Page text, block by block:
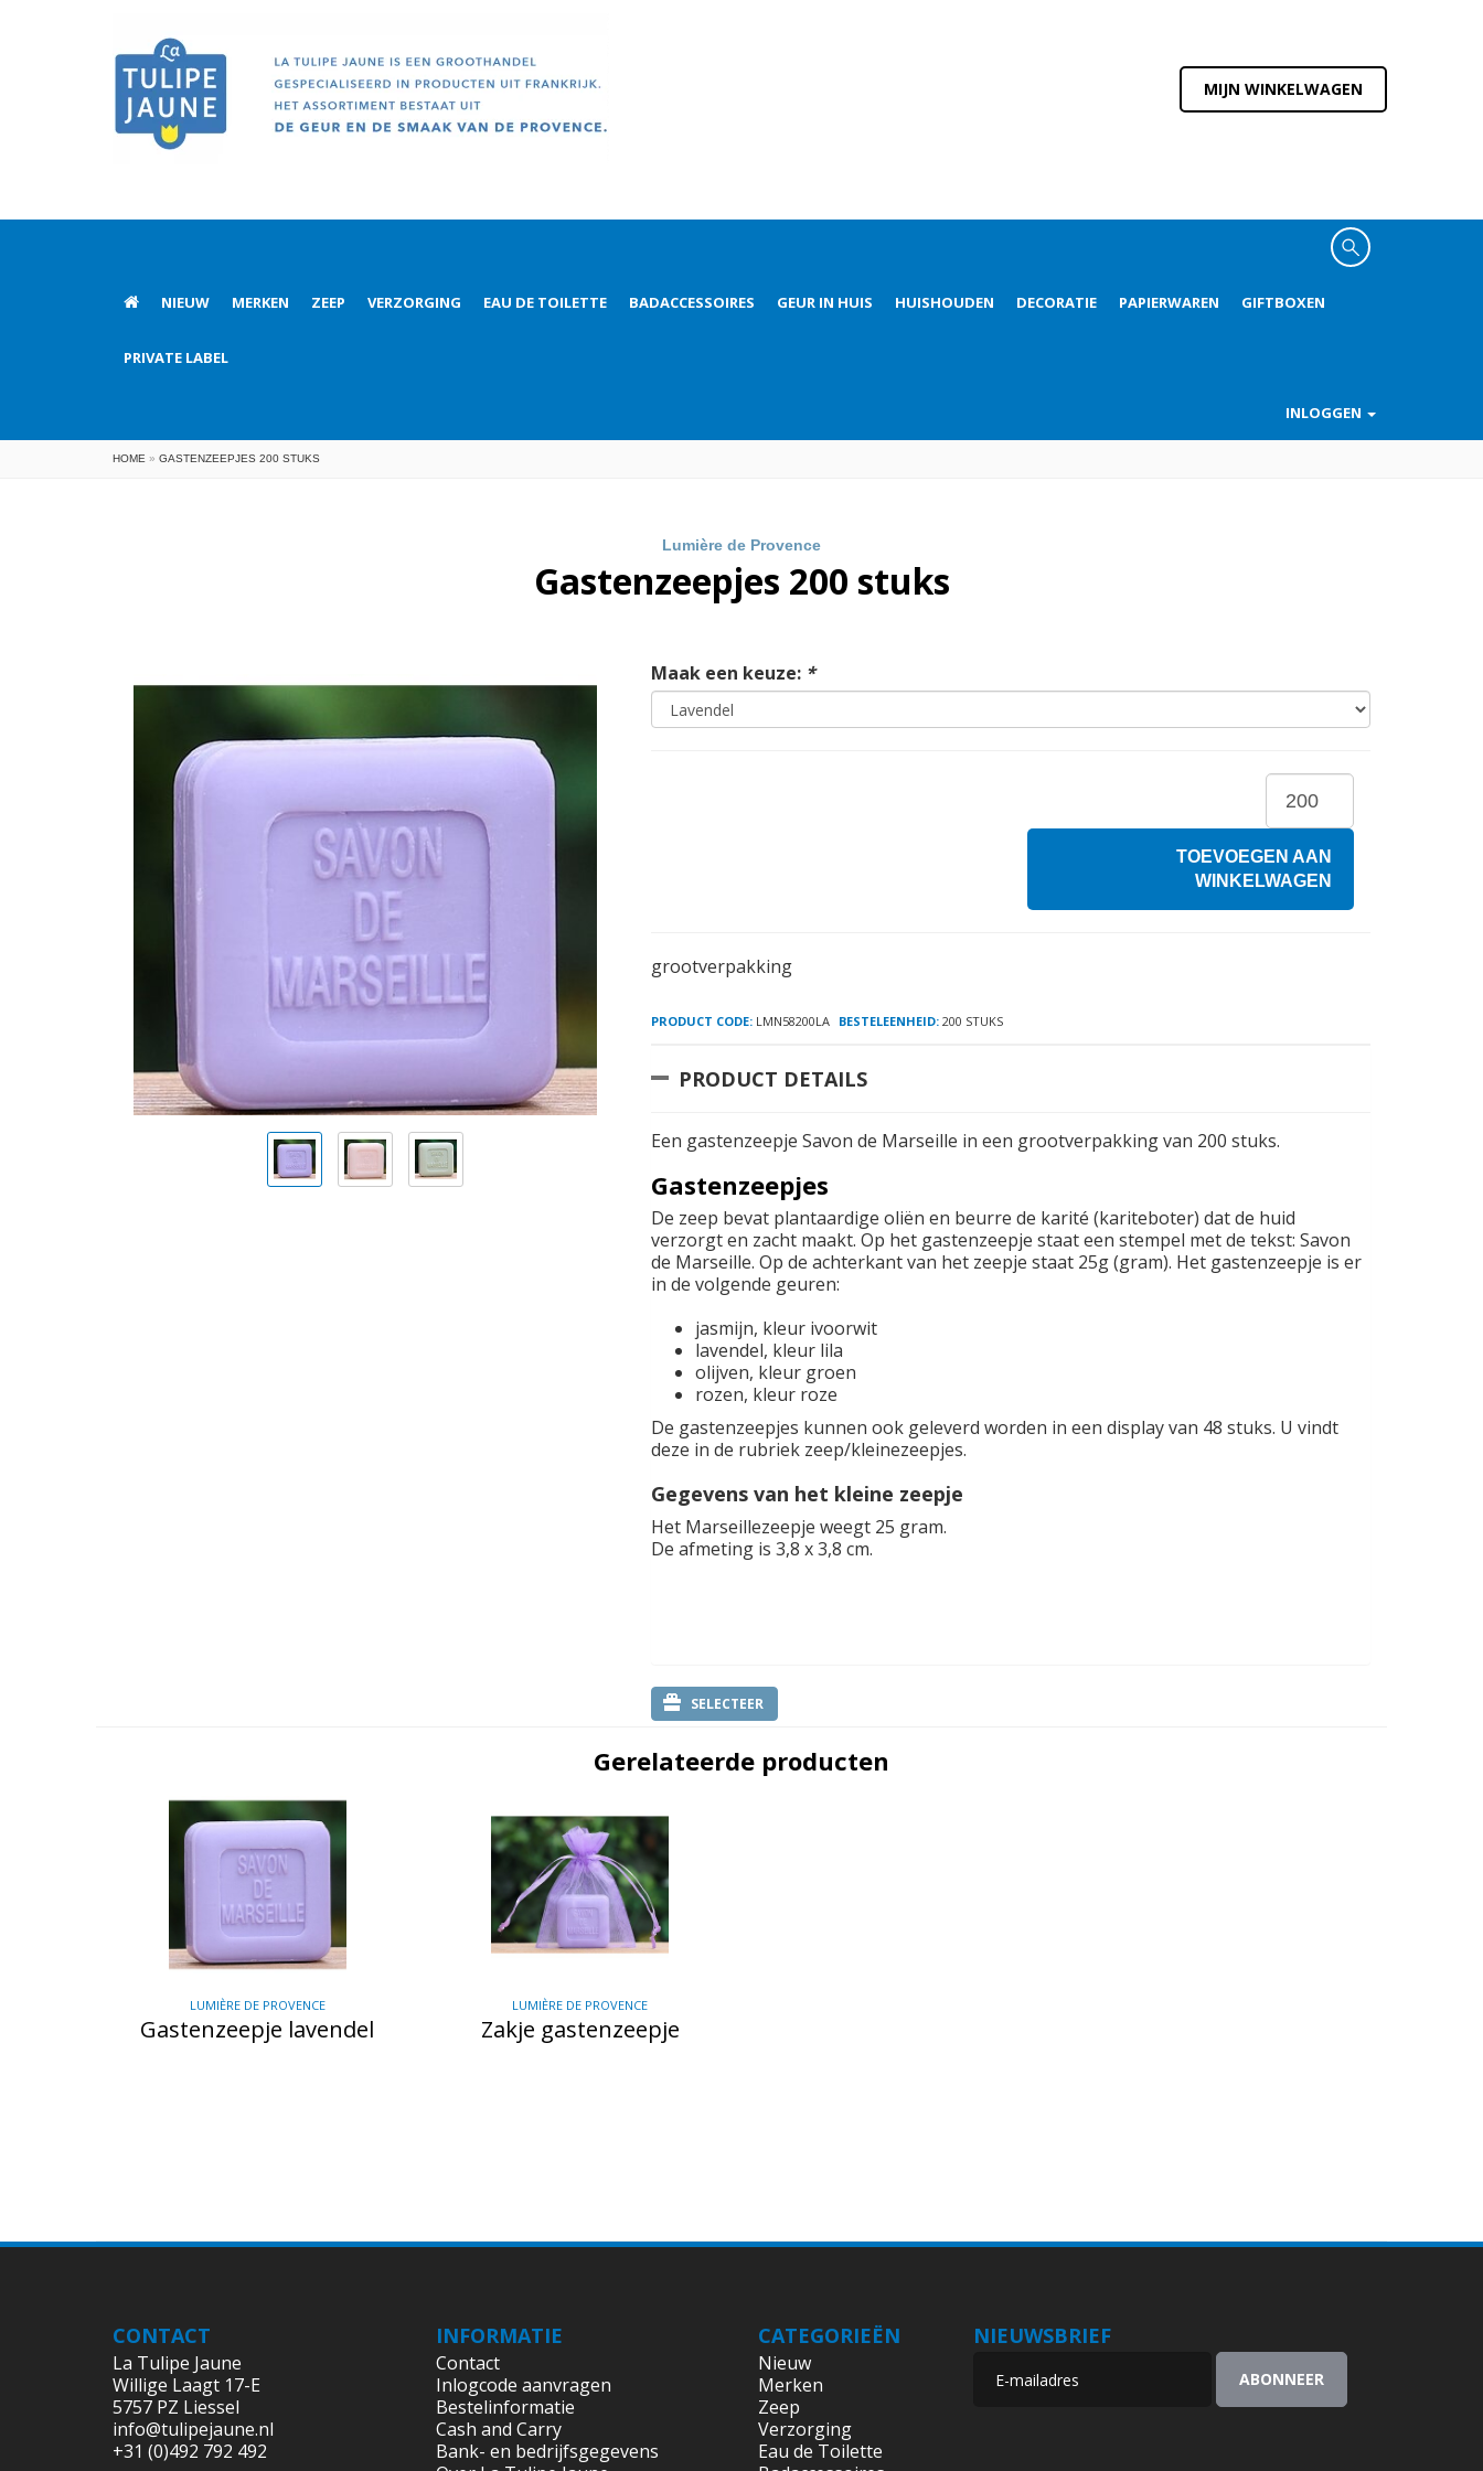
MIJN WINKELWAGEN
NIEUW MERKEN ZEEP VERZORGING EAU DE TOILETTE BADACCESSOIRES GEUR IN HUIS HUISHOUDEN DECORATIE PAPIERWAREN GIFTBOXEN
PRIVATE LABEL
INLOGGEN
HOME » GASTENZEEPJES 200 STUKS
Lumière de Provence
Gastenzeepjes 200 stuks
Maak een keuze: *
TOEVOEGEN AAN
WINKELWAGEN
grootverpakking
PRODUCT CODE:LMN58200LA BESTELEENHEID:200 STUKS
PRODUCT DETAILS
Een gastenzeepje Savon de Marseille in een grootverpakking van 200 stuks.
Gastenzeepjes
De zeep bevat plantaardige oliën en beurre de karité (kariteboter) dat de huid
verzorgt en zacht maakt. Op het gastenzeepje staat een stempel met de tekst: Savon
de Marseille. Op de achterkant van het zeepje staat 25g (gram). Het gastenzeepje is er
in de volgende geuren:
jasmijn, kleur ivoorwit
lavendel, kleur lila
olijven, kleur groen
rozen, kleur roze
De gastenzeepjes kunnen ook geleverd worden in een display van 48 stuks. U vindt
deze in de rubriek zeep/kleinezeepjes.
Gegevens van het kleine zeepje
Het Marseillezeepje weegt 25 gram.
De afmeting is 3,8 x 3,8 cm.
SELECTEER
Gerelateerde producten
LUMIÈRE DE PROVENCE
Gastenzeepje lavendel
LUMIÈRE DE PROVENCE
Zakje gastenzeepje
CONTACT
La Tulipe Jaune
Willige Laagt 17-E
5757 PZ Liessel
info@tulipejaune.nl
+31 (0)492 792 492
INFORMATIE
Contact
Inlogcode aanvragen
Bestelinformatie
Cash and Carry
Bank- en bedrijfsgegevens
CATEGORIEËN
Nieuw
Merken
Zeep
Verzorging
Eau de Toilette
NIEUWSBRIEF